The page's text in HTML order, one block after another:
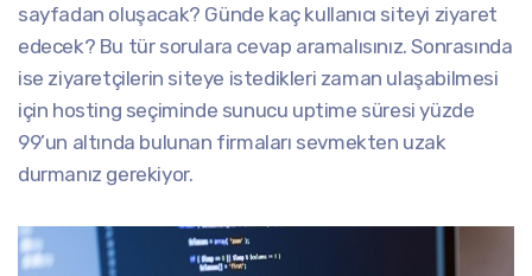
sayfadan oluşacak? Günde kaç kullanıcı siteyi ziyaret
edecek? Bu tür sorulara cevap aramalısınız. Sonrasında
ise ziyaretçilerin siteye istedikleri zaman ulaşabilmesi
için hosting seçiminde sunucu uptime süresi yüzde
99’un altında bulunan firmaları sevmekten uzak
durmanız gerekiyor.